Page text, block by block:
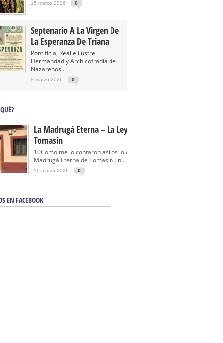
15 marzo 2026 0
Septenario A La Virgen De
La Esperanza De Triana
Pontificia, Real e Ilustre
Hermandad y Archicofradía de
Nazarenos...
8 marzo 2026 0
La Madrugá Eterna – La Leyenda De
Tomasín
10Como me lo contaron así os lo cuento… La
Madrugá Eterna de Tomasín En...
10 marzo 2026 0
EN FACEBOOK